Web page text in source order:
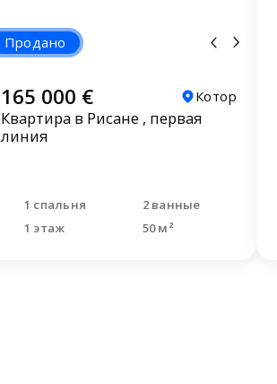
Продано
165 000 € Котор
Квартира в Рисане , первая
линия
1 спальня
2 ванные
1 этаж
50 м²